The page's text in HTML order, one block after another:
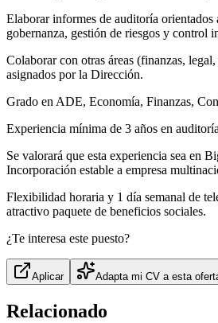
Elaborar informes de auditoría
gobernanza, gestión de riesgos y control
Colaborar con otras áreas (finanzas,
asignados por la Dirección.
Grado en ADE, Economía, Finanzas,
Experiencia mínima de 3 años en
Se valorará que esta experiencia sea en
Incorporación estable a empresa
Flexibilidad horaria y 1 día semanal de
atractivo paquete de beneficios sociales.
¿Te interesa este puesto?
Aplicar Adapta mi CV a esta
Relacionado